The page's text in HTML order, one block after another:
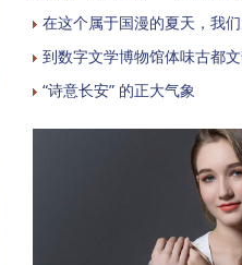
在这个属于国漫的夏天，我
到数字文学博物馆体味古都
“诗意长安” 的正大气象